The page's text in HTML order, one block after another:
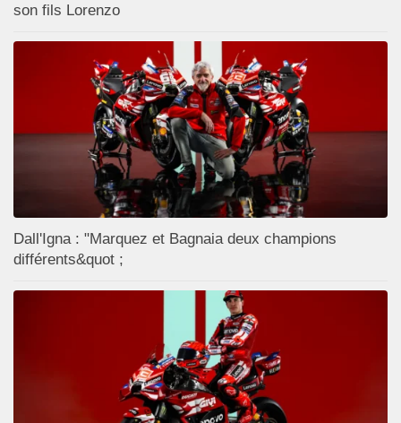
son fils Lorenzo
Dall'Igna : "Marquez et Bagnaia deux champions
différents&quot ;